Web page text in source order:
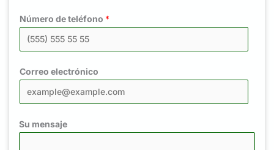
Número de teléfono *
Correo electrónico
Su mensaje